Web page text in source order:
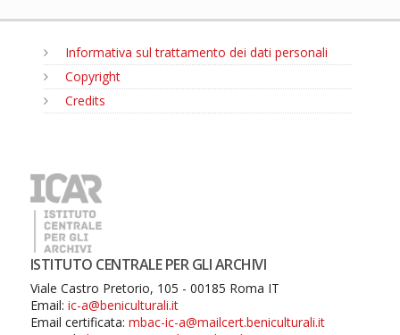
Informativa sul trattamento dei dati personali
Copyright
Credits
ISTITUTO CENTRALE PER GLI ARCHIVI
Viale Castro Pretorio, 105 - 00185 Roma IT
Email: ic-a@beniculturali.it
Email certificata: mbac-ic-a@mailcert.beniculturali.it